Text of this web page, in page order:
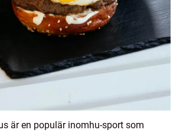
är en populär inomhu-sport som